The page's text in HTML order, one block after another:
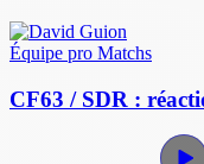
Équipe pro Matchs
CF63 / SDR :